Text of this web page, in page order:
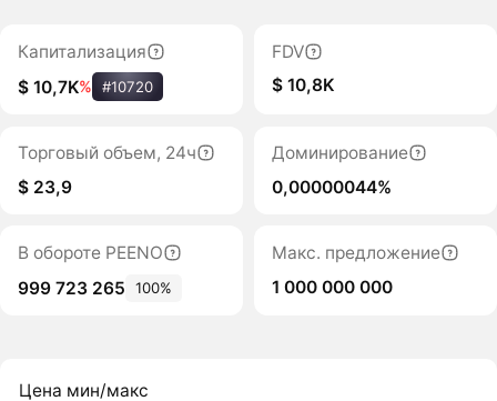
Капитализация
$ 10,7K% #10720
FDV
$ 10,8K
Торговый объем, 24ч
$ 23,9
Доминирование
0,00000044%
В обороте PEENO
999 723 265
100%
Макс. предложение
1 000 000 000
Цена мин/макс